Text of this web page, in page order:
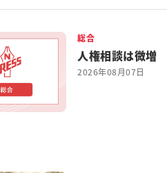
総合
人権相談は微増
2026年08月07日